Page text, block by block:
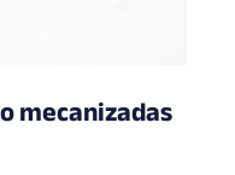
mecanizadas